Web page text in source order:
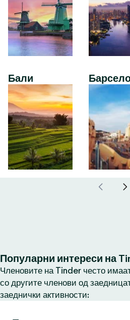
Бали
Популарни интереси на
Членовите на Tinder често
со другите членови од
заеднички активности: